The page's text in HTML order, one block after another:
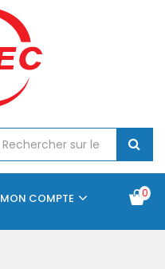
0
MON COMPTE